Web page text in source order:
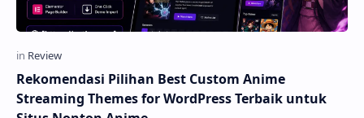
Rekomendasi Pilihan Best Custom Anime
Streaming Themes for WordPress Terbaik untuk